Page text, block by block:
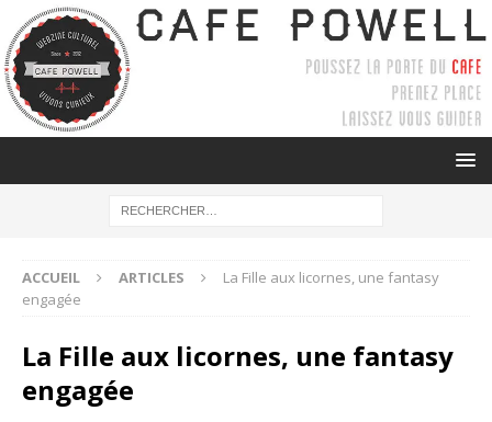
ACCUEIL ARTICLES
La Fille aux licornes, une fantasy
engagée
La Fille aux licornes, une fantasy
engagée